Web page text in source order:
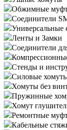
Обжимные
Соединители
Универсальные
Ленты и Замки
Соединители
Стенды и
Силовые
Хомуты без
Пружинные
Хомут
Ремонтные
Кабельные